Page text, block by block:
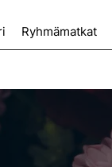
Ryhmämatkat